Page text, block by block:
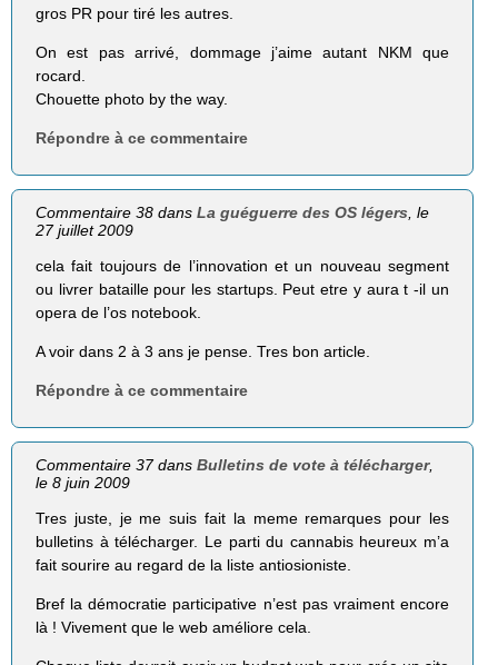
gros PR pour tiré les autres.
On est pas arrivé, dommage j’aime autant NKM que
rocard.
Chouette photo by the way.
Répondre à ce commentaire
Commentaire 38 dansLa guéguerre des OS légers , le
27 juillet 2009
cela fait toujours de l’innovation et un nouveau segment
ou livrer bataille pour les startups. Peut etre y aura t -il un
opera de l’os notebook.
A voir dans 2 à 3 ans je pense. Tres bon article.
Répondre à ce commentaire
Commentaire 37 dansBulletins de vote à télécharger,
le 8 juin 2009
Tres juste, je me suis fait la meme remarques pour les
bulletins à télécharger. Le parti du cannabis heureux m’a
fait sourire au regard de la liste antiosioniste.
Bref la démocratie participative n’est pas vraiment encore
là ! Vivement que le web améliore cela.